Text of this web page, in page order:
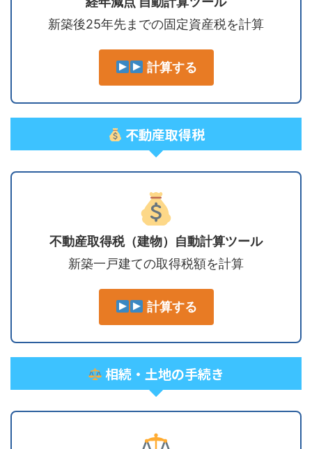
新築後25年先までの固定資産税を計算
計算する
不動産取得税
不動産取得税（建物）自動計算ツール
新築一戸建ての取得税額を計算
計算する
相続・土地の手続き